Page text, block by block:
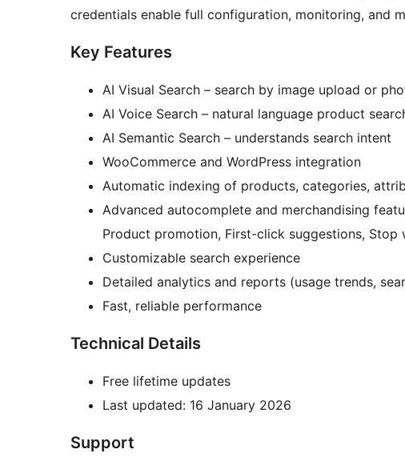
credentials enable full configuration, monitoring, and
Key Features
AI Visual Search – search by image upload or
AI Voice Search – natural language product
AI Semantic Search – understands search intent
WooCommerce and WordPress integration
Automatic indexing of products, categories,
Advanced autocomplete and merchandising
Product promotion, First-click suggestions,
Customizable search experience
Detailed analytics and reports (usage trends,
Fast, reliable performance
Technical Details
Free lifetime updates
Last updated: 16 January 2026
Support